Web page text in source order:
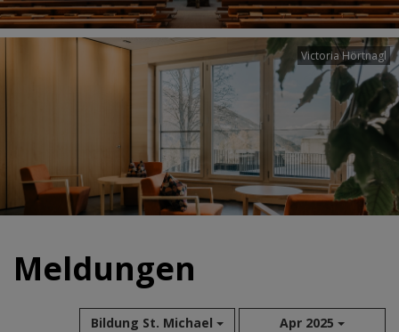
Victoria Hörtnagl
Meldungen
Bildung St. Michael Apr 2025